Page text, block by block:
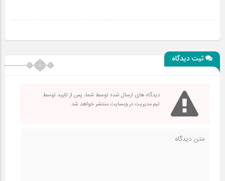
ثبت دیدگاه
دیدگاه های ارسال شده توسط شما، پس از تایید توسط
تیم مدیریت در وبسایت منتشر خواهد شد.